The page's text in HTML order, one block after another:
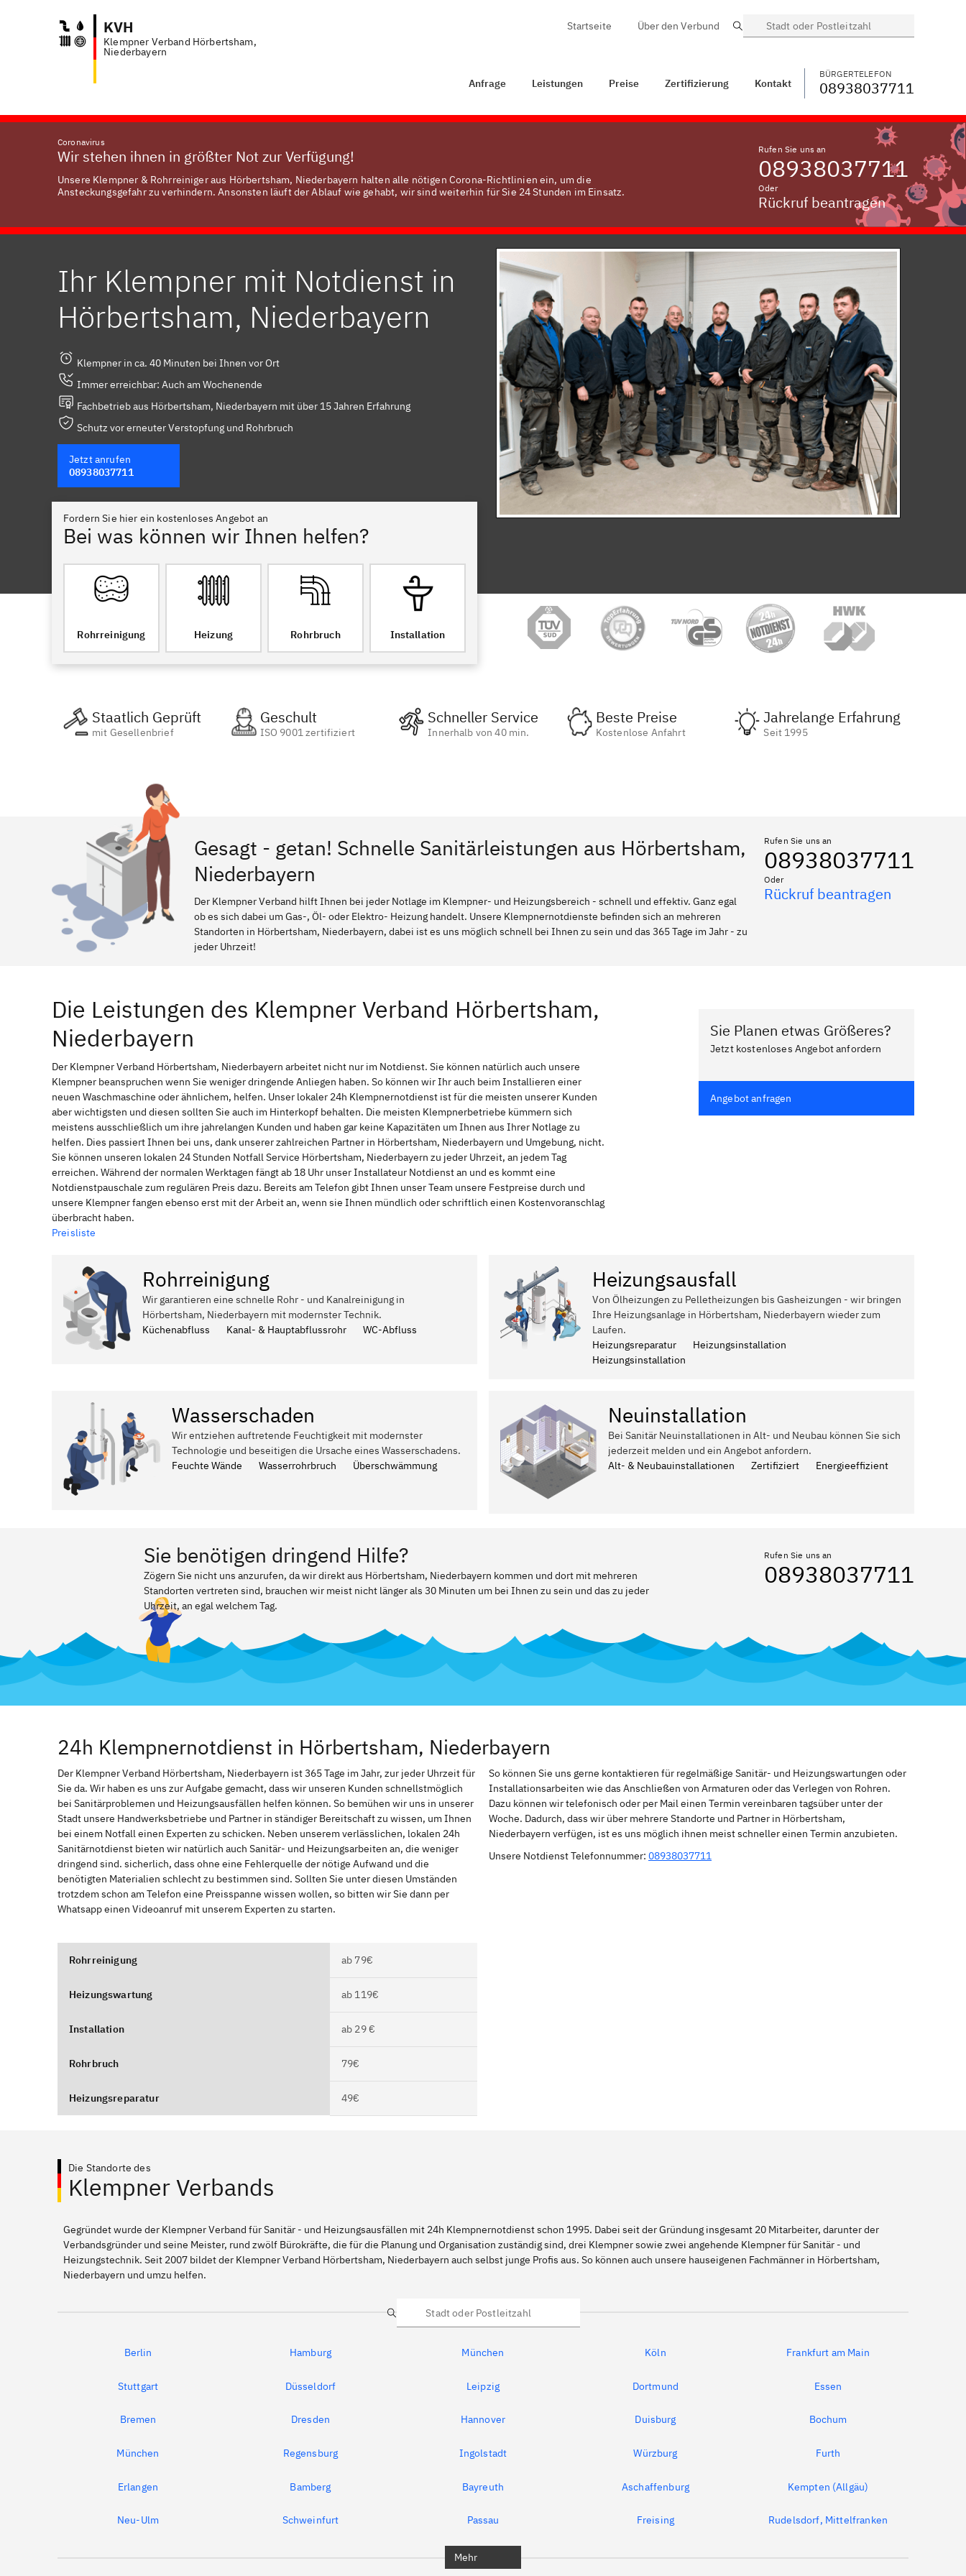
KVH
Klempner Verband Hörbertsham,
Niederbayern
BÜRGERTELEFON WECHSELN
Startseite Über den Verbund Suche
Anfrage Leistungen Preise Zertifizierung Kontakt
BÜRGERTELEFON
08938037711
Coronavirus
Wir stehen ihnen in größter Not zur Verfügung!
Unsere Klempner & Rohrreiniger aus Hörbertsham, Niederbayern halten alle nötigen Corona-Richtlinien ein, um die
Ansteckungsgefahr zu verhindern. Ansonsten läuft der Ablauf wie gehabt, wir sind weiterhin für Sie 24 Stunden im Einsatz.
Rufen Sie uns an
08938037711
Oder
Rückruf beantragen
Ihr Klempner mit Notdienst in
Hörbertsham, Niederbayern
Klempner in ca. 40 Minuten bei Ihnen vor Ort
Immer erreichbar: Auch am Wochenende
Fachbetrieb aus Hörbertsham, Niederbayern mit über 15 Jahren Erfahrung
Schutz vor erneuter Verstopfung und Rohrbruch
Jetzt anrufen
08938037711
Fordern Sie hier ein kostenloses Angebot an
Bei was können wir Ihnen helfen?
Rohrreinigung Heizung Rohrbruch Installation
Staatlich Geprüft
mit Gesellenbrief
Geschult
ISO 9001 zertifiziert
Schneller Service
Innerhalb von 40 min.
Beste Preise
Kostenlose Anfahrt
Jahrelange Erfahrung
Seit 1995
Gesagt - getan! Schnelle Sanitärleistungen aus Hörbertsham,
Niederbayern
Der Klempner Verband hilft Ihnen bei jeder Notlage im Klempner- und Heizungsbereich - schnell und effektiv. Ganz egal
ob es sich dabei um Gas-, Öl- oder Elektro- Heizung handelt. Unsere Klempnernotdienste befinden sich an mehreren
Standorten in Hörbertsham, Niederbayern, dabei ist es uns möglich schnell bei Ihnen zu sein und das 365 Tage im Jahr - zu
jeder Uhrzeit!
Rufen Sie uns an
08938037711
Oder
Rückruf beantragen
Die Leistungen des Klempner Verband Hörbertsham,
Niederbayern
Der Klempner Verband Hörbertsham, Niederbayern arbeitet nicht nur im Notdienst. Sie können natürlich auch unsere
Klempner beanspruchen wenn Sie weniger dringende Anliegen haben. So können wir Ihr auch beim Installieren einer
neuen Waschmaschine oder ähnlichem, helfen. Unser lokaler 24h Klempnernotdienst ist für die meisten unserer Kunden
aber wichtigsten und diesen sollten Sie auch im Hinterkopf behalten. Die meisten Klempnerbetriebe kümmern sich
meistens ausschließlich um ihre jahrelangen Kunden und haben gar keine Kapazitäten um Ihnen aus Ihrer Notlage zu
helfen. Dies passiert Ihnen bei uns, dank unserer zahlreichen Partner in Hörbertsham, Niederbayern und Umgebung, nicht.
Sie können unseren lokalen 24 Stunden Notfall Service Hörbertsham, Niederbayern zu jeder Uhrzeit, an jedem Tag
erreichen. Während der normalen Werktagen fängt ab 18 Uhr unser Installateur Notdienst an und es kommt eine
Notdienstpauschale zum regulären Preis dazu. Bereits am Telefon gibt Ihnen unser Team unsere Festpreise durch und
unsere Klempner fangen ebenso erst mit der Arbeit an, wenn sie Ihnen mündlich oder schriftlich einen Kostenvoranschlag
überbracht haben.
Preisliste
Sie Planen etwas Größeres?
Jetzt kostenloses Angebot anfordern
Angebot anfragen
Rohrreinigung
Wir garantieren eine schnelle Rohr - und Kanalreinigung in
Hörbertsham, Niederbayern mit modernster Technik.
Küchenabfluss
Kanal- & Hauptabflussrohr WC-Abfluss
Heizungsausfall
Von Ölheizungen zu Pelletheizungen bis Gasheizungen - wir bringen
Ihre Heizungsanlage in Hörbertsham, Niederbayern wieder zum
Laufen.
Heizungsreparatur
Heizungsinstallation
Heizungsinstallation
Wasserschaden
Wir entziehen auftretende Feuchtigkeit mit modernster
Technologie und beseitigen die Ursache eines Wasserschadens.
Feuchte Wände
Wasserrohrbruch Überschwämmung
Neuinstallation
Bei Sanitär Neuinstallationen in Alt- und Neubau können Sie sich
jederzeit melden und ein Angebot anfordern.
Alt- & Neubauinstallationen
Zertifiziert Energieeffizient
Sie benötigen dringend Hilfe?
Zögern Sie nicht uns anzurufen, da wir direkt aus Hörbertsham, Niederbayern kommen und dort mit mehreren
Standorten vertreten sind, brauchen wir meist nicht länger als 30 Minuten um bei Ihnen zu sein und das zu jeder
Uhrzeit, an egal welchem Tag.
Rufen Sie uns an
08938037711
24h Klempnernotdienst in Hörbertsham, Niederbayern
Der Klempner Verband Hörbertsham, Niederbayern ist 365 Tage im Jahr, zur jeder Uhrzeit für
Sie da. Wir haben es uns zur Aufgabe gemacht, dass wir unseren Kunden schnellstmöglich
bei Sanitärproblemen und Heizungsausfällen helfen können. So bemühen wir uns in unserer
Stadt unsere Handwerksbetriebe und Partner in ständiger Bereitschaft zu wissen, um Ihnen
bei einem Notfall einen Experten zu schicken. Neben unserem verlässlichen, lokalen 24h
Sanitärnotdienst bieten wir natürlich auch Sanitär- und Heizungsarbeiten an, die weniger
dringend sind. sicherlich, dass ohne eine Fehlerquelle der nötige Aufwand und die
benötigten Materialien schlecht zu bestimmen sind. Sollten Sie unter diesen Umständen
trotzdem schon am Telefon eine Preisspanne wissen wollen, so bitten wir Sie dann per
Whatsapp einen Videoanruf mit unserem Experten zu starten.
So können Sie uns gerne kontaktieren für regelmäßige Sanitär- und Heizungswartungen oder
Installationsarbeiten wie das Anschließen von Armaturen oder das Verlegen von Rohren.
Dazu können wir telefonisch oder per Mail einen Termin vereinbaren tagsüber unter der
Woche. Dadurch, dass wir über mehrere Standorte und Partner in Hörbertsham,
Niederbayern verfügen, ist es uns möglich ihnen meist schneller einen Termin anzubieten.
Unsere Notdienst Telefonnummer: 08938037711
Rohrreinigung ab 79€
Heizungswartung ab 119€
Installation ab 29 €
Rohrbruch 79€
Heizungsreparatur 49€
Die Standorte des
Klempner Verbands
Gegründet wurde der Klempner Verband für Sanitär - und Heizungsausfällen mit 24h Klempnernotdienst schon 1995. Dabei seit der Gründung insgesamt 20 Mitarbeiter, darunter der
Verbandsgründer und seine Meister, rund zwölf Bürokräfte, die für die Planung und Organisation zuständig sind, drei Klempner sowie zwei angehende Klempner für Sanitär - und
Heizungstechnik. Seit 2007 bildet der Klempner Verband Hörbertsham, Niederbayern auch selbst junge Profis aus. So können auch unsere hauseigenen Fachmänner in Hörbertsham,
Niederbayern und umzu helfen.
Suche
Berlin Hamburg München Köln Frankfurt am Main
Stuttgart Düsseldorf Leipzig Dortmund Essen
Bremen Dresden Hannover Duisburg Bochum
München Regensburg Ingolstadt Würzburg Furth
Erlangen Bamberg Bayreuth Aschaffenburg Kempten (Allgäu)
Neu-Ulm Schweinfurt Passau Freising Rudelsdorf, Mittelfranken
Mehr